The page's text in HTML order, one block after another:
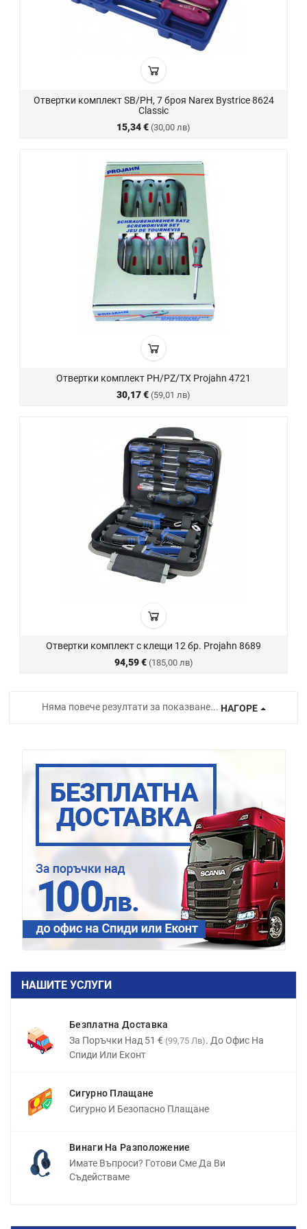
Отвертки комплект SB/PH, 7 броя Narex Bystrice 8624
Classic
15,34 € (30,00 лв)
Отвертки комплект PH/PZ/TX Projahn 4721
30,17 € (59,01 лв)
Отвертки комплект с клещи 12 бр. Projahn 8689
94,59 € (185,00 лв)
Няма повече резултати за показване... НАГОРЕ
НАШИТЕ УСЛУГИ
Безплатна Доставка
За Поръчки Над 51 € (99,75 Лв). До Офис На
Спиди Или Еконт
Сигурно Плащане
Сигурно И Безопасно Плащане
Винаги На Разположение
Имате Въпроси? Готови Сме Да Ви
Съдействаме